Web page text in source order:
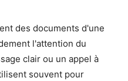
des documents d'une
l'attention du
clair ou un appel à
souvent pour